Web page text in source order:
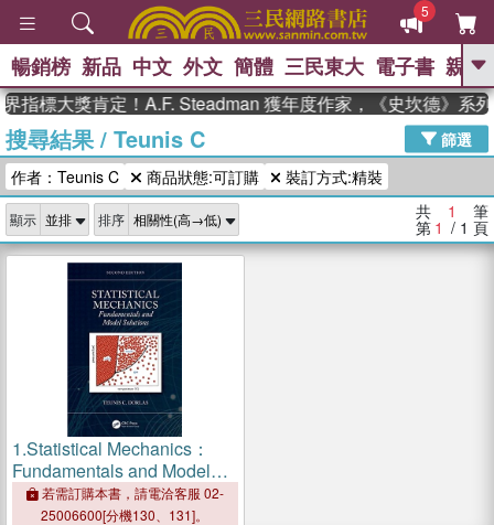
5
GO
高希均教授回憶錄
、 The Odyssey 、 父親節 、 花開錦
繡 、 暑期推薦 、 方念華
李登輝時代 、 數學女孩：黎曼猜想
、
如果歷史是一
群喵 、 臺灣漫遊錄
暢銷榜 新品 中文 外文 簡體 三民東大 電子書 親子
指標大獎肯定！A.F. Steadman 獲年度作家，《史坎德》系
搜尋結果/ Teunis C
篩選
作者：Teunis C
商品狀態:可訂購 裝訂方式:精裝
顯示 排序 共 1 筆
第 1 / 1 頁
1.Statistical Mechanics：
Fundamentals and Model
Solutions
若需訂購本書，請電洽客服 02-
25006600[分機130、131]。